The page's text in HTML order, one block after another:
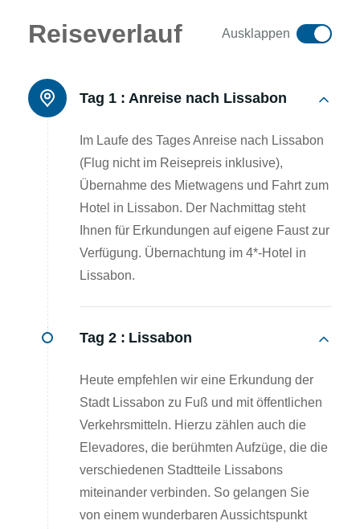
Reiseverlauf Ausklappen
Tag 1 : Anreise nach Lissabon
Im Laufe des Tages Anreise nach Lissabon
(Flug nicht im Reisepreis inklusive),
Übernahme des Mietwagens und Fahrt zum
Hotel in Lissabon. Der Nachmittag steht
Ihnen für Erkundungen auf eigene Faust zur
Verfügung. Übernachtung im 4*-Hotel in
Lissabon.
Tag 2 : Lissabon
Heute empfehlen wir eine Erkundung der
Stadt Lissabon zu Fuß und mit öffentlichen
Verkehrsmitteln. Hierzu zählen auch die
Elevadores, die berühmten Aufzüge, die die
verschiedenen Stadtteile Lissabons
miteinander verbinden. So gelangen Sie
von einem wunderbaren Aussichtspunkt